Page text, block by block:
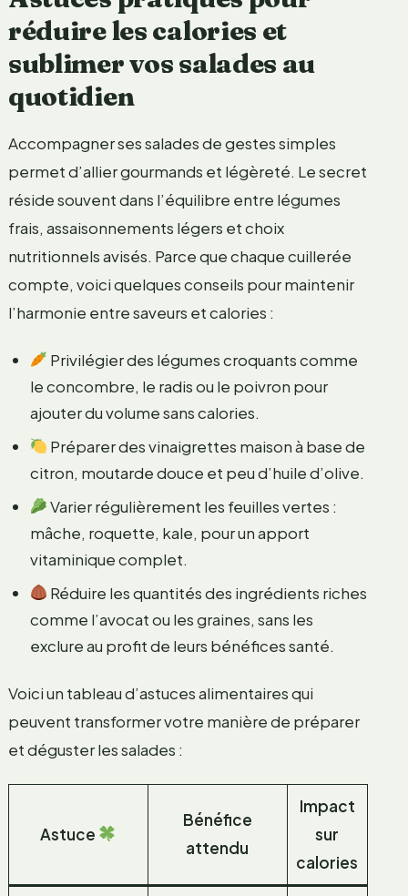
réduire les calories et
sublimer vos salades au
quotidien
Accompagner ses salades de gestes simples
permet d’allier gourmands et légèreté. Le secret
réside souvent dans l’équilibre entre légumes
frais, assaisonnements légers et choix
nutritionnels avisés. Parce que chaque cuillerée
compte, voici quelques conseils pour maintenir
l’harmonie entre saveurs et calories :
Privilégier des légumes croquants comme
le concombre, le radis ou le poivron pour
ajouter du volume sans calories.
Préparer des vinaigrettes maison à base de
citron, moutarde douce et peu d’huile d’olive.
Varier régulièrement les feuilles vertes :
mâche, roquette, kale, pour un apport
vitaminique complet.
Réduire les quantités des ingrédients riches
comme l’avocat ou les graines, sans les
exclure au profit de leurs bénéfices santé.
Voici un tableau d’astuces alimentaires qui
peuvent transformer votre manière de préparer
et déguster les salades :
Astuce
Bénéfice
attendu
Impact
sur
calories